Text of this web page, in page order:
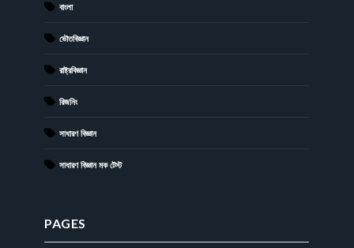
বাংলা
ভৌতবিজ্ঞান
রাষ্ট্রবিজ্ঞান
রিজনিং
সাধারণ বিজ্ঞান
সাধারণ বিজ্ঞান মক টেস্ট
PAGES